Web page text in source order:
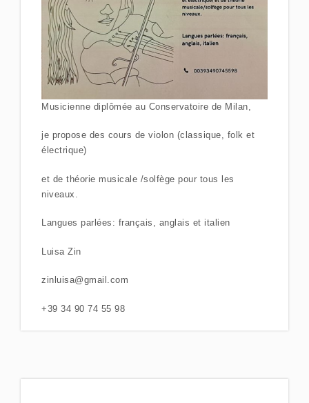
Musicienne diplômée au Conservatoire de Milan,
je propose des cours de violon (classique, folk et
électrique)
et de théorie musicale /solfège pour tous les
niveaux.
Langues parlées: français, anglais et italien
Luisa Zin
zinluisa@gmail.com
+39 34 90 74 55 98